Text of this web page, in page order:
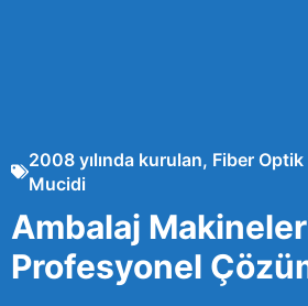
2008 yılında kurulan, Fiber
Mucidi
Ambalaj
Profesyonel